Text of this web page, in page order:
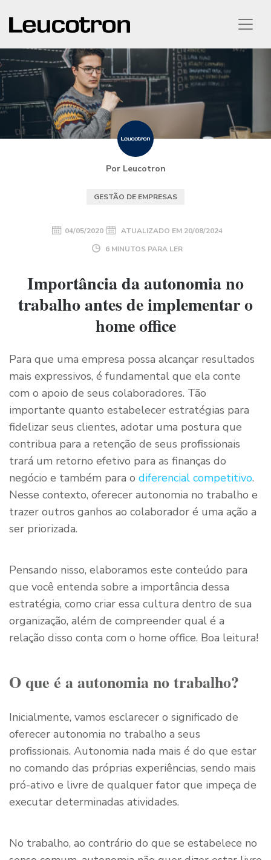
Por Leucotron
GESTÃO DE EMPRESAS
04/05/2020 ATUALIZADO EM 20/08/2024
6 MINUTOS PARA LER
Importância da autonomia no
trabalho antes de implementar o
home office
Para que uma empresa possa alcançar resultados
mais expressivos, é fundamental que ela conte
com o apoio de seus colaboradores. Tão
importante quanto estabelecer estratégias para
fidelizar seus clientes, adotar uma postura que
contribua para a retenção de seus profissionais
trará um retorno efetivo para as finanças do
negócio e também para o diferencial competitivo.
Nesse contexto, oferecer autonomia no trabalho e
trazer outros ganhos ao colaborador é uma ação a
ser priorizada.
Pensando nisso, elaboramos este conteúdo para
que você entenda sobre a importância dessa
estratégia, como criar essa cultura dentro de sua
organização, além de compreender qual é a
relação disso conta com o home office. Boa leitura!
O que é a autonomia no trabalho?
Inicialmente, vamos esclarecer o significado de
oferecer autonomia no trabalho a seus
profissionais. Autonomia nada mais é do que estar
no comando das próprias experiências, sendo mais
pró-ativo e livre de qualquer fator que impeça de
executar determinadas atividades.
No trabalho, ao contrário do que se estabelece no